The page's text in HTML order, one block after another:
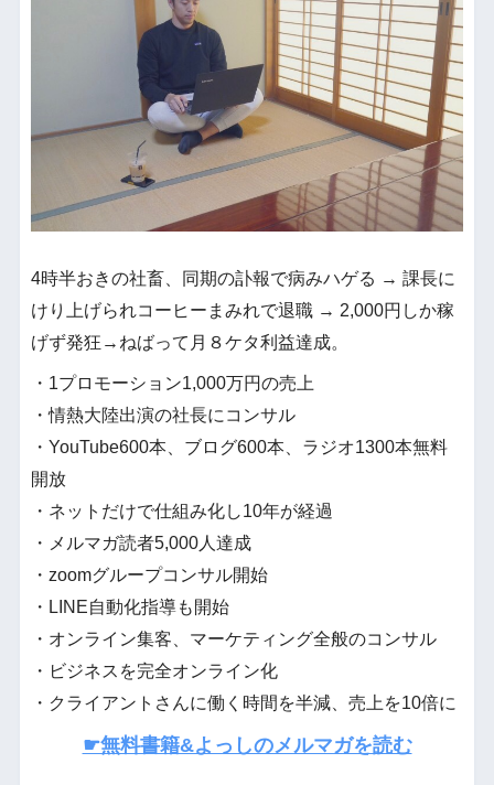
4時半おきの社畜、同期の訃報で病みハゲる → 課長に
けり上げられコーヒーまみれで退職 → 2,000円しか稼
げず発狂→ねばって月８ケタ利益達成。
・1プロモーション1,000万円の売上
・情熱大陸出演の社長にコンサル
・YouTube600本、ブログ600本、ラジオ1300本無料
開放
・ネットだけで仕組み化し10年が経過
・メルマガ読者5,000人達成
・zoomグループコンサル開始
・LINE自動化指導も開始
・オンライン集客、マーケティング全般のコンサル
・ビジネスを完全オンライン化
・クライアントさんに働く時間を半減、売上を10倍に
☛無料書籍&よっしのメルマガを読む